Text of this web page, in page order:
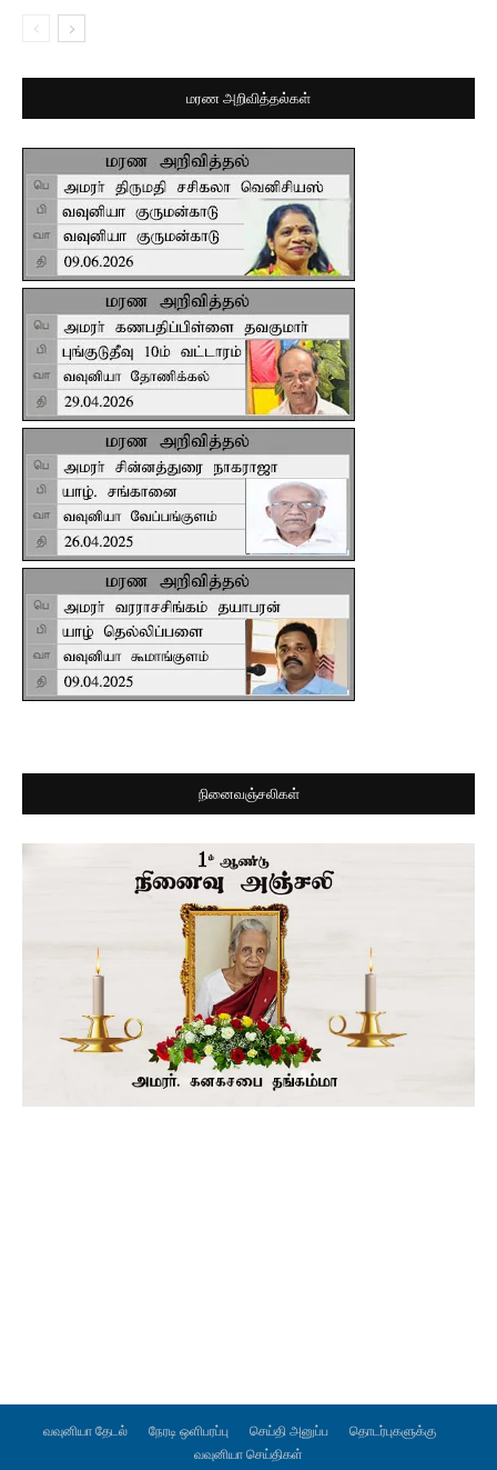
மரண அறிவித்தல்கள்
நினைவஞ்சலிகள்
வவுனியா தேடல் நேரடி ஒளிபரப்பு செய்தி அனுப்ப
தொடர்புகளுக்கு
வவுனியா செய்திகள்